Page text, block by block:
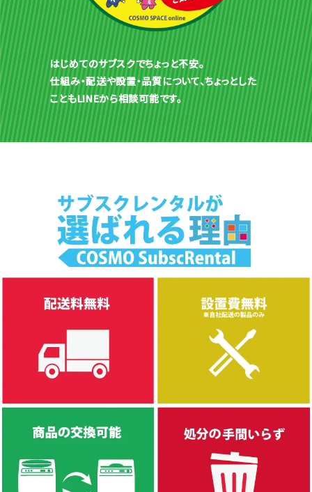
はじめてのサブスクでちょっと不安。
仕組み・配送や設置・品質について、ちょっとした
こともLINEから相談可能です。